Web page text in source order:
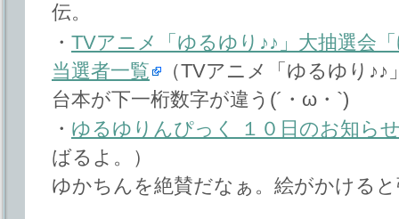
伝。
・ TVアニメ「ゆるゆり♪♪」大抽選会
当選者一覧
（TVアニメ「ゆるゆり
台本が下一桁数字が違う(´・ω・`)
・ ゆるゆりんぴっく １０日のお知ら
ばるよ。）
ゆかちんを絶賛だなぁ。絵がかける